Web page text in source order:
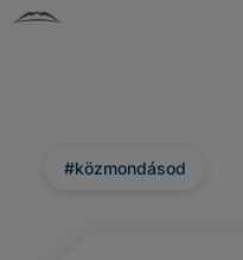
#közmondásod